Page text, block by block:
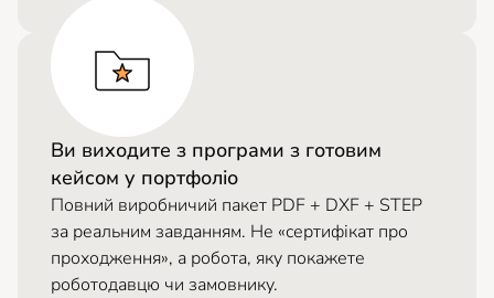
Ви виходите з програми з готовим
кейсом у портфоліо
Повний виробничий пакет PDF + DXF + STEP
за реальним завданням. Не «сертифікат про
проходження», а робота, яку покажете
роботодавцю чи замовнику.